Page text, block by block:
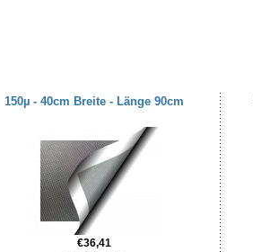
150µ - 40cm Breite - Länge 90cm
€36,41